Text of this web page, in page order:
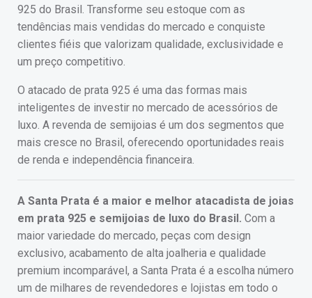
925 do Brasil. Transforme seu estoque com as
tendências mais vendidas do mercado e conquiste
clientes fiéis que valorizam qualidade, exclusividade e
um preço competitivo.
O atacado de prata 925 é uma das formas mais
inteligentes de investir no mercado de acessórios de
luxo. A revenda de semijoias é um dos segmentos que
mais cresce no Brasil, oferecendo oportunidades reais
de renda e independência financeira.
A Santa Prata é a maior e melhor atacadista de joias
em prata 925 e semijoias de luxo do Brasil. Com a
maior variedade do mercado, peças com design
exclusivo, acabamento de alta joalheria e qualidade
premium incomparável, a Santa Prata é a escolha número
um de milhares de revendedores e lojistas em todo o